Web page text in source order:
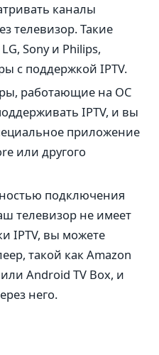
каналы
телевизор. Такие
Sony и Philips,
с поддержкой IPTV.
работающие на ОС
IPTV, и вы
приложение
или другого
подключения
телевизор не имеет
IPTV, вы можете
такой как Amazon
Android TV Box, и
него.